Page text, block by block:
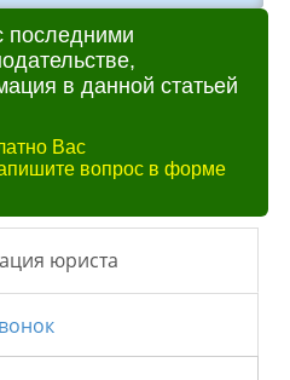
последними
в данной статьей
Вас
вопрос в форме